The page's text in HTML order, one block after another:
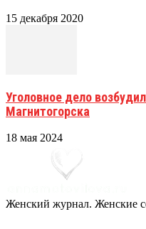
15 декабря 2020
Уголовное дело
Магнитогорска
18 мая 2024
Женский журнал. Женские